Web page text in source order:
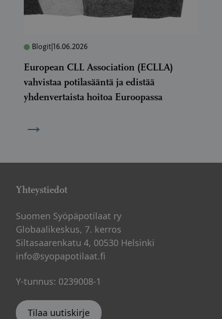
Blogit 16.06.2026
European CLL Association (ECLLA)
vahvistaa potilasääntä ja edistää
yhdenvertaista hoitoa Euroopassa
→
Yhteystiedot
Suomen Syöpäpotilaat ry
Globaalikeskus, 7. kerros
Siltasaarenkatu 4, 00530 Helsinki
info@syopapotilaat.fi
Y-tunnus: 0239008-1
Tilaa uutiskirje